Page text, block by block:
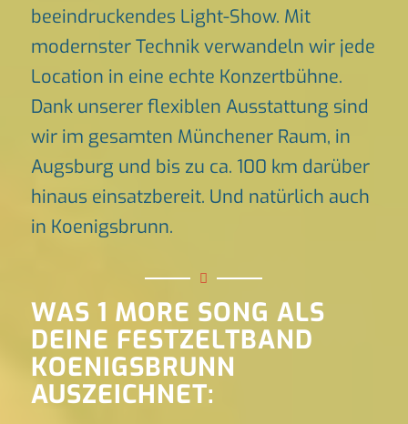
beeindruckendes Light-Show. Mit
modernster Technik verwandeln wir jede
Location in eine echte Konzertbühne.
Dank unserer flexiblen Ausstattung sind
wir im gesamten Münchener Raum, in
Augsburg und bis zu ca. 100 km darüber
hinaus einsatzbereit. Und natürlich auch
in Koenigsbrunn.
WAS 1 MORE SONG ALS
DEINE FESTZELTBAND
KOENIGSBRUNN
AUSZEICHNET: